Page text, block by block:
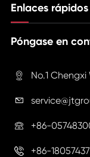
Enlaces rápidos
Póngase en
 No.1

 +86-
 +86-